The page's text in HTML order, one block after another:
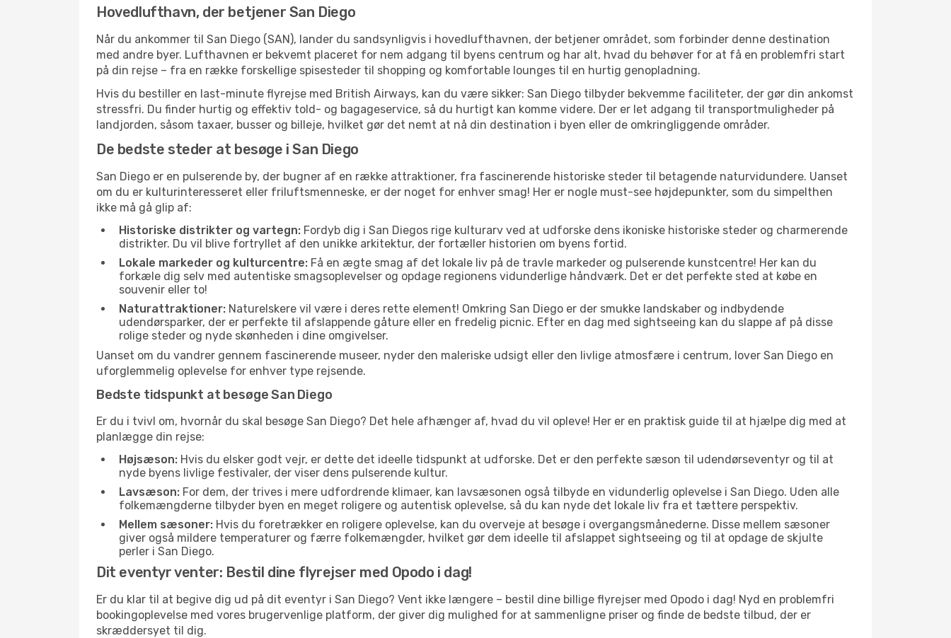
Hovedlufthavn, der betjener San Diego
Når du ankommer til San Diego (SAN), lander du sandsynligvis i hovedlufthavnen, der betjener området, som forbinder denne destination
med andre byer. Lufthavnen er bekvemt placeret for nem adgang til byens centrum og har alt, hvad du behøver for at få en problemfri start
på din rejse – fra en række forskellige spisesteder til shopping og komfortable lounges til en hurtig genopladning.
Hvis du bestiller en last-minute flyrejse med British Airways, kan du være sikker: San Diego tilbyder bekvemme faciliteter, der gør din ankomst
stressfri. Du finder hurtig og effektiv told- og bagageservice, så du hurtigt kan komme videre. Der er let adgang til transportmuligheder på
landjorden, såsom taxaer, busser og billeje, hvilket gør det nemt at nå din destination i byen eller de omkringliggende områder.
De bedste steder at besøge i San Diego
San Diego er en pulserende by, der bugner af en række attraktioner, fra fascinerende historiske steder til betagende naturvidundere. Uanset
om du er kulturinteresseret eller friluftsmenneske, er der noget for enhver smag! Her er nogle must-see højdepunkter, som du simpelthen
ikke må gå glip af:
Historiske distrikter og vartegn: Fordyb dig i San Diegos rige kulturarv ved at udforske dens ikoniske historiske steder og charmerende
distrikter. Du vil blive fortryllet af den unikke arkitektur, der fortæller historien om byens fortid.
Lokale markeder og kulturcentre: Få en ægte smag af det lokale liv på de travle markeder og pulserende kunstcentre! Her kan du
forkæle dig selv med autentiske smagsoplevelser og opdage regionens vidunderlige håndværk. Det er det perfekte sted at købe en
souvenir eller to!
Naturattraktioner: Naturelskere vil være i deres rette element! Omkring San Diego er der smukke landskaber og indbydende
udendørsparker, der er perfekte til afslappende gåture eller en fredelig picnic. Efter en dag med sightseeing kan du slappe af på disse
rolige steder og nyde skønheden i dine omgivelser.
Uanset om du vandrer gennem fascinerende museer, nyder den maleriske udsigt eller den livlige atmosfære i centrum, lover San Diego en
uforglemmelig oplevelse for enhver type rejsende.
Bedste tidspunkt at besøge San Diego
Er du i tvivl om, hvornår du skal besøge San Diego? Det hele afhænger af, hvad du vil opleve! Her er en praktisk guide til at hjælpe dig med at
planlægge din rejse:
Højsæson: Hvis du elsker godt vejr, er dette det ideelle tidspunkt at udforske. Det er den perfekte sæson til udendørseventyr og til at
nyde byens livlige festivaler, der viser dens pulserende kultur.
Lavsæson: For dem, der trives i mere udfordrende klimaer, kan lavsæsonen også tilbyde en vidunderlig oplevelse i San Diego. Uden alle
folkemængderne tilbyder byen en meget roligere og autentisk oplevelse, så du kan nyde det lokale liv fra et tættere perspektiv.
Mellem sæsoner: Hvis du foretrækker en roligere oplevelse, kan du overveje at besøge i overgangsmånederne. Disse mellem sæsoner
giver også mildere temperaturer og færre folkemængder, hvilket gør dem ideelle til afslappet sightseeing og til at opdage de skjulte
perler i San Diego.
Dit eventyr venter: Bestil dine flyrejser med Opodo i dag!
Er du klar til at begive dig ud på dit eventyr i San Diego? Vent ikke længere – bestil dine billige flyrejser med Opodo i dag! Nyd en problemfri
bookingoplevelse med vores brugervenlige platform, der giver dig mulighed for at sammenligne priser og finde de bedste tilbud, der er
skræddersyet til dig.